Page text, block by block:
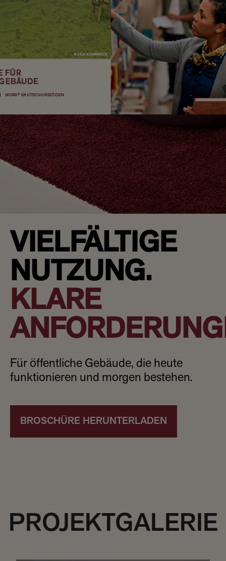
VIELFÄLTIGE
NUTZUNG.
KLARE
Für öffentliche Gebäude, die heute
funktionieren und morgen bestehen.​
BROSCHÜRE HERUNTERLADEN
PROJEKTGALERIE